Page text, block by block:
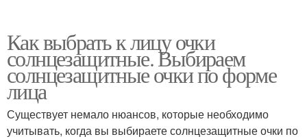
Как выбрать к лицу очки
солнцезащитные. Выбираем
солнцезащитные очки по форме
лица
Существует немало нюансов, которые необходимо
учитывать, когда вы выбираете солнцезащитные очки по